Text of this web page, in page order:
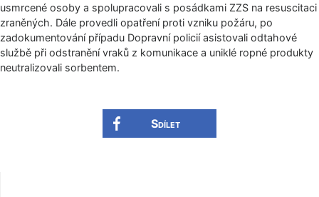
usmrcené osoby a spolupracovali s posádkami ZZS na resuscitaci
zraněných. Dále provedli opatření proti vzniku požáru, po
zadokumentování případu Dopravní policií asistovali odtahové
službě při odstranění vraků z komunikace a uniklé ropné produkty
neutralizovali sorbentem.
Sdílet